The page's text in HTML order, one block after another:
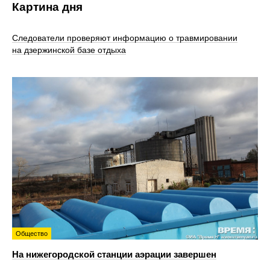
Картина дня
Следователи проверяют информацию о травмировании
на дзержинской базе отдыха
Общество
На нижегородской станции аэрации завершен